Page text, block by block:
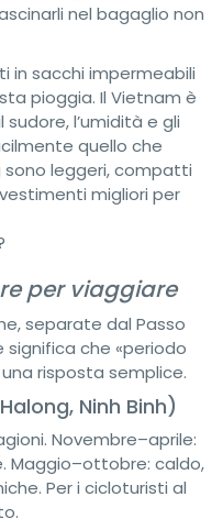
nel bagaglio non
in sacchi impermeabili
pioggia. Il Vietnam è
l’umidità e gli
quello che
leggeri, compatti
migliori per
per viaggiare
separate dal Passo
significa che «periodo
risposta semplice.
Ninh Binh)
Novembre–aprile:
Maggio–ottobre: caldo,
Per i cicloturisti al